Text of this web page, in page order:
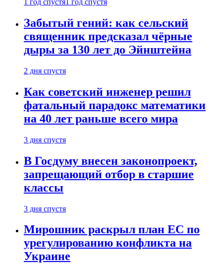
1 год спустя 1 год спустя
Забытый гений: как сельский
священник предсказал чёрные
дыры за 130 лет до Эйнштейна
2 дня спустя
Как советский инженер решил
фатальный парадокс математики
на 40 лет раньше всего мира
3 дня спустя
В Госдуму внесен законопроект,
запрещающий отбор в старшие
классы
3 дня спустя
Мирошник раскрыл план ЕС по
урегулированию конфликта на
Украине